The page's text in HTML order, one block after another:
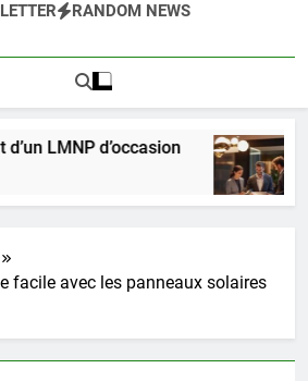
RANDOM NEWS
d’occasion Les
3
facile avec les panneaux solaires